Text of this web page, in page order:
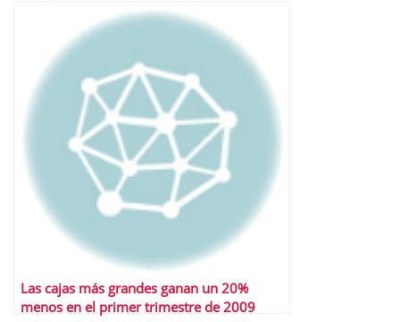
Las cajas más grandes ganan un 20%
menos en el primer trimestre de 2009